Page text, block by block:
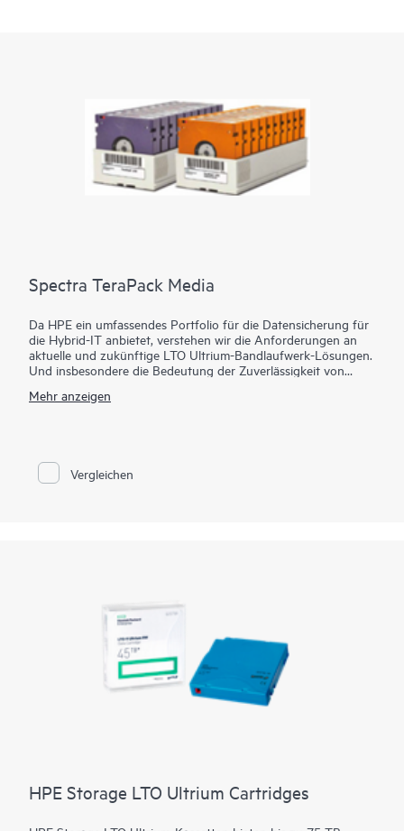
Spectra TeraPack Media
Da HPE ein umfassendes Portfolio für die Datensicherung für
die Hybrid-IT anbietet, verstehen wir die Anforderungen an
aktuelle und zukünftige LTO Ultrium-Bandlaufwerk-Lösungen.
Und insbesondere die Bedeutung der Zuverlässigkeit von
Speicherortes für Archivdaten, sowie einen finalen Schutz vor
Kunden über die zuverlässigste und eine automatisierte
Bandspeicherlösung auf dem Markt verfügen. Unser Ansatz
Mehr anzeigen
Vergleichen
HPE Storage LTO Ultrium Cartridges